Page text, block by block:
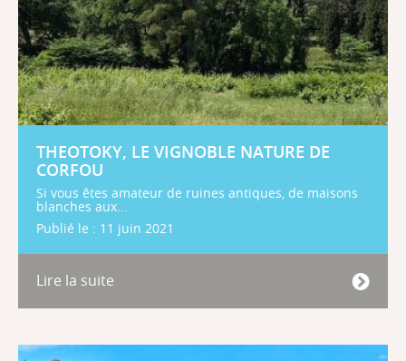
THEOTOKY, LE VIGNOBLE NATURE DE
CORFOU
Si vous êtes amateur de ruines antiques, de maisons
blanches aux...
Publié le : 11 juin 2021
Lire la suite